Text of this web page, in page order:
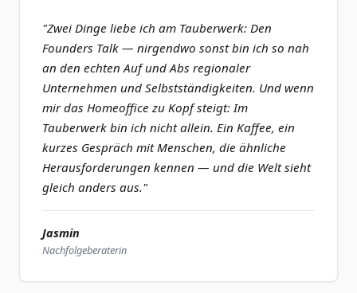
"Zwei Dinge liebe ich am Tauberwerk: Den
Founders Talk — nirgendwo sonst bin ich so nah
an den echten Auf und Abs regionaler
Unternehmen und Selbstständigkeiten. Und wenn
mir das Homeoffice zu Kopf steigt: Im
Tauberwerk bin ich nicht allein. Ein Kaffee, ein
kurzes Gespräch mit Menschen, die ähnliche
Herausforderungen kennen — und die Welt sieht
gleich anders aus."
Jasmin
Nachfolgeberaterin